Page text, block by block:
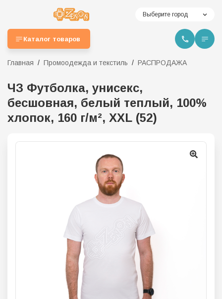
Выберите город
Каталог товаров
Главная Промоодежда и текстиль РАСПРОДАЖА
ЧЗ Футболка, унисекс,
бесшовная, белый теплый, 100%
хлопок, 160 г/м², XXL (52)